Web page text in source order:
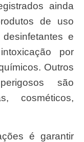
de uso
e
por
Outros
são
cosméticos,